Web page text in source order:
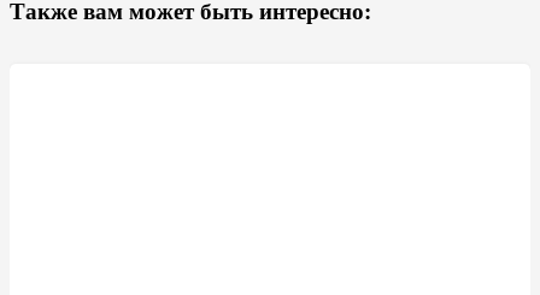
Также вам может быть интересно: